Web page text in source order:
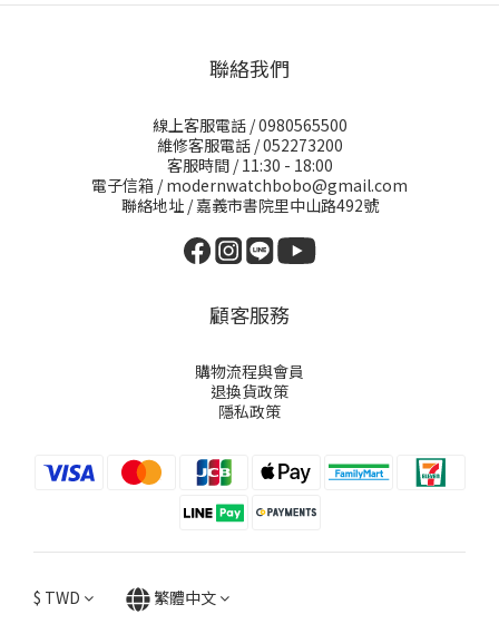
聯絡我們
線上客服電話 / 0980565500
維修客服電話 / 052273200
客服時間 / 11:30 - 18:00
電子信箱 / modernwatchbobo@gmail.com
聯絡地址 / 嘉義市書院里中山路492號
顧客服務
購物流程與會員
退換貨政策
隱私政策
$ TWD 繁體中文